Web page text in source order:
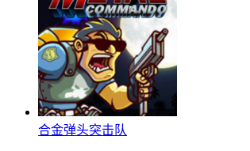
合金弹头突击队